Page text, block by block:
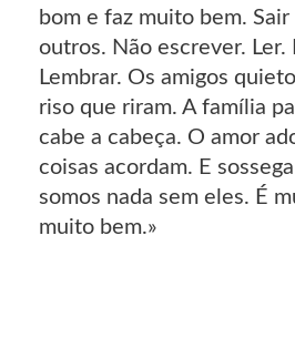
bom e faz muito bem.
outros. Não escrever. Ler.
Lembrar. Os amigos
riso que riram. A família
cabe a cabeça. O amor
coisas acordam. E
somos nada sem eles. É
muito bem.»